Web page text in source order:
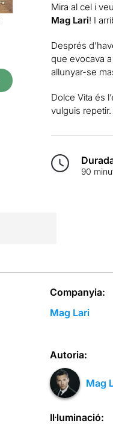
Mira al cel i
Mag Lari! I
Després
que evocava
allunyar-se
Dolce Vita és
vulguis
90
Companyia:
Mag Lari
Autoria:
Mag
Il·luminació: